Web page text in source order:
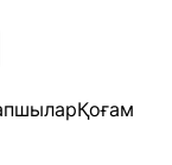
Қоғам